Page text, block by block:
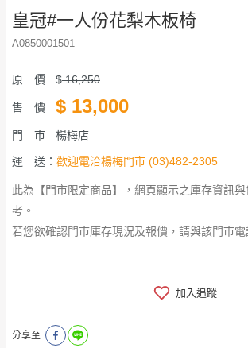
皇冠#一人份花梨木板椅
A0850001501
原 價 $16,250
售 價 $ 13,000
門 市 楊梅店
運 送： 歡迎電洽楊梅門市 (03)482-2305
此為【門市限定商品】，網頁顯示之庫存資訊
考。
若您欲確認門市庫存現況及報價，請與該門市電
加入追蹤
分享至